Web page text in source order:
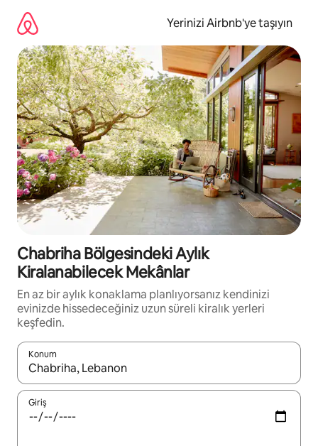
Yerinizi Airbnb'ye taşıyın
Chabriha Bölgesindeki Aylık
Kiralanabilecek Mekânlar
En az bir aylık konaklama planlıyorsanız kendinizi
evinizde hissedeceğiniz uzun süreli kiralık yerleri
keşfedin.
Konum
Sonuçlar kullanılabilir olduğunda yukarı ve aşağı oklarıyla
Giriş